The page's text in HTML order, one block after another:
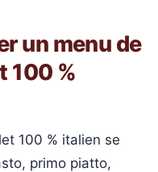
un menu de
100 %
100 % italien se
primo piatto,